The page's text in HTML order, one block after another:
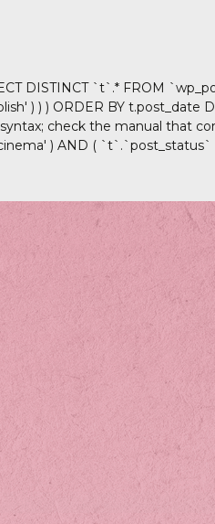
DISTINCT `t`.* FROM
) ) ) ORDER BY
check the manual that
) AND ( `t`.`post_status`